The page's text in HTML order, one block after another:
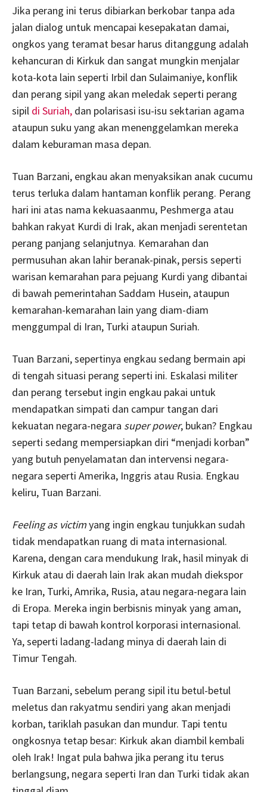
Jika perang ini terus dibiarkan berkobar tanpa ada
jalan dialog untuk mencapai kesepakatan damai,
ongkos yang teramat besar harus ditanggung adalah
kehancuran di Kirkuk dan sangat mungkin menjalar
kota-kota lain seperti Irbil dan Sulaimaniye, konflik
dan perang sipil yang akan meledak seperti perang
sipil di Suriah, dan polarisasi isu-isu sektarian agama
ataupun suku yang akan menenggelamkan mereka
dalam keburaman masa depan.
Tuan Barzani, engkau akan menyaksikan anak cucumu
terus terluka dalam hantaman konflik perang. Perang
hari ini atas nama kekuasaanmu, Peshmerga atau
bahkan rakyat Kurdi di Irak, akan menjadi serentetan
perang panjang selanjutnya. Kemarahan dan
permusuhan akan lahir beranak-pinak, persis seperti
warisan kemarahan para pejuang Kurdi yang dibantai
di bawah pemerintahan Saddam Husein, ataupun
kemarahan-kemarahan lain yang diam-diam
menggumpal di Iran, Turki ataupun Suriah.
Tuan Barzani, sepertinya engkau sedang bermain api
di tengah situasi perang seperti ini. Eskalasi militer
dan perang tersebut ingin engkau pakai untuk
mendapatkan simpati dan campur tangan dari
kekuatan negara-negara super power, bukan? Engkau
seperti sedang mempersiapkan diri “menjadi korban”
yang butuh penyelamatan dan intervensi negara-
negara seperti Amerika, Inggris atau Rusia. Engkau
keliru, Tuan Barzani.
Feeling as victimyang ingin engkau tunjukkan sudah
tidak mendapatkan ruang di mata internasional.
Karena, dengan cara mendukung Irak, hasil minyak di
Kirkuk atau di daerah lain Irak akan mudah diekspor
ke Iran, Turki, Amrika, Rusia, atau negara-negara lain
di Eropa. Mereka ingin berbisnis minyak yang aman,
tapi tetap di bawah kontrol korporasi internasional.
Ya, seperti ladang-ladang minya di daerah lain di
Timur Tengah.
Tuan Barzani, sebelum perang sipil itu betul-betul
meletus dan rakyatmu sendiri yang akan menjadi
korban, tariklah pasukan dan mundur. Tapi tentu
ongkosnya tetap besar: Kirkuk akan diambil kembali
oleh Irak! Ingat pula bahwa jika perang itu terus
berlangsung, negara seperti Iran dan Turki tidak akan